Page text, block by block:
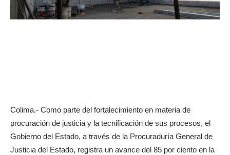
Colima.- Como parte del fortalecimiento en materia de
procuración de justicia y la tecnificación de sus procesos, el
Gobierno del Estado, a través de la Procuraduría General de
Justicia del Estado, registra un avance del 85 por ciento en la